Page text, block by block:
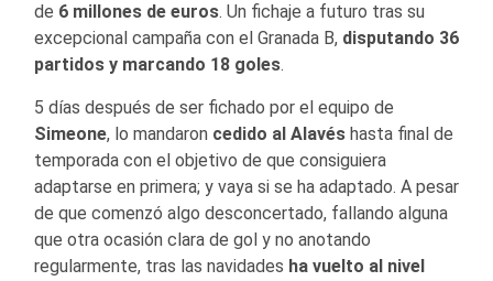
de 6 millones de euros. Un fichaje a futuro tras su
excepcional campaña con el Granada B, disputando 36
partidos y marcando 18 goles.
5 días después de ser fichado por el equipo de
Simeone, lo mandaron cedido al Alavés hasta final de
temporada con el objetivo de que consiguiera
adaptarse en primera; y vaya si se ha adaptado. A pesar
de que comenzó algo desconcertado, fallando alguna
que otra ocasión clara de gol y no anotando
regularmente, tras las navidades ha vuelto al nivel